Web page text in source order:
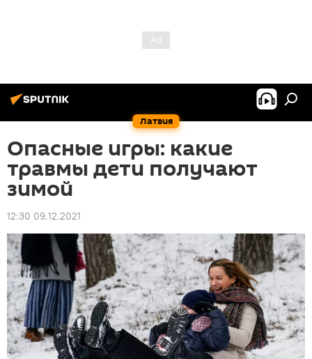
Латвия
Опасные игры: какие
травмы дети получают
зимой
12:30 09.12.2021